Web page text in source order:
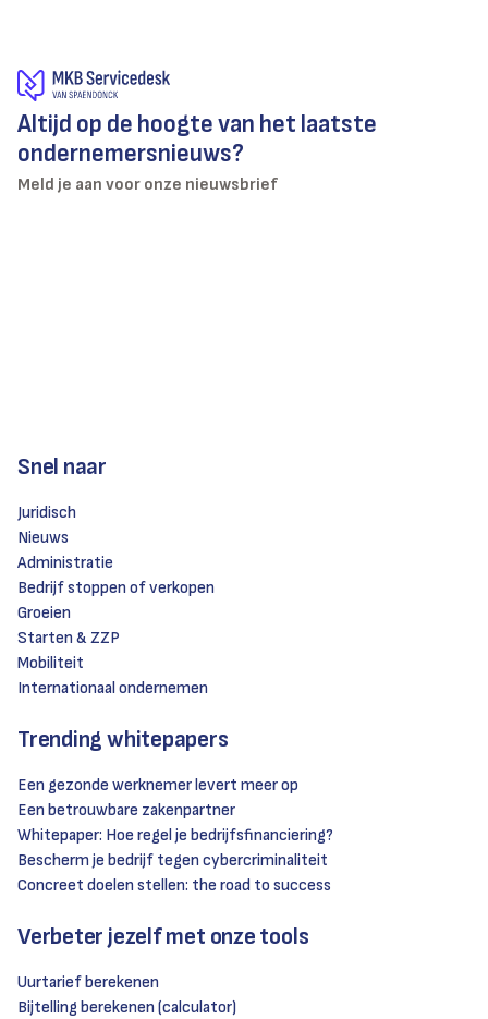
Altijd op de hoogte van het laatste
ondernemersnieuws?
Meld je aan voor onze nieuwsbrief
Snel naar
Juridisch
Nieuws
Administratie
Bedrijf stoppen of verkopen
Groeien
Starten & ZZP
Mobiliteit
Internationaal ondernemen
Trending whitepapers
Een gezonde werknemer levert meer op
Een betrouwbare zakenpartner
Whitepaper: Hoe regel je bedrijfsfinanciering?
Bescherm je bedrijf tegen cybercriminaliteit
Concreet doelen stellen: the road to success
Verbeter jezelf met onze tools
Uurtarief berekenen
Bijtelling berekenen (calculator)